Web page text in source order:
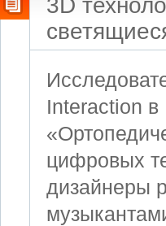
3D
Interaction в
цифровых
дизайнеры